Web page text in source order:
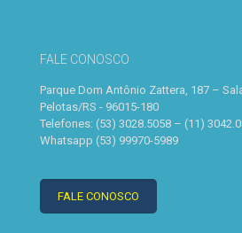
FALE CONOSCO
Parque Dom Antônio Zattera, 187 –
Pelotas/RS - 96015-180
Telefones: (53) 3028.5058 – (11)
Whatsapp (53) 99970-5989
FALE CONOSCO